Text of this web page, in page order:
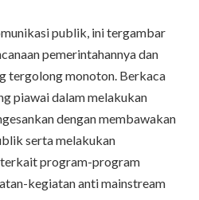
publik, ini tergambar
pemerintahannya dan
tergolong monoton. Berkaca
piawai dalam melakukan
dengan membawakan
serta melakukan
program-program
kegiatan anti mainstream